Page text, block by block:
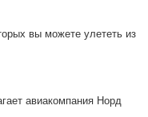
вы можете улететь из
авиакомпания Норд